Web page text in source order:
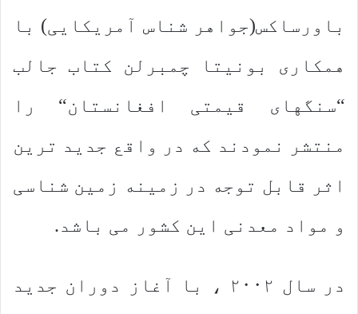
باورساكس(جواهر شناس آمریكایی) با
همكاری بونیتا چمبرلن كتاب جالب
“سنگهای قیمتی افغانستان“ را
منتشر نمودند كه در واقع جدید ترین
اثر قابل توجه در زمینه زمین شناسی
و مواد معدنی این كشور می باشد.
در سال ۲۰۰۲ ، با آغاز دوران جدید